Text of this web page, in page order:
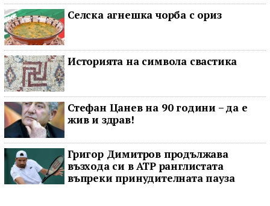
Селска агнешка чорба с ориз
Историята на символа свастика
Стефан Цанев на 90 години – да е
жив и здрав!
Григор Димитров продължава
възхода си в ATP ранглистата
въпреки принудителната пауза